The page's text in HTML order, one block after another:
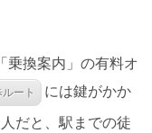
乗換案内」の有料オ
ート
には鍵がかか
だと、駅までの徒